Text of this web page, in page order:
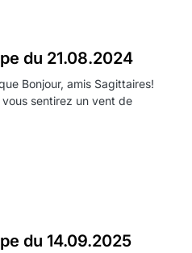
du 21.08.2024
Bonjour, amis Sagittaires!
sentirez un vent de
du 14.09.2025